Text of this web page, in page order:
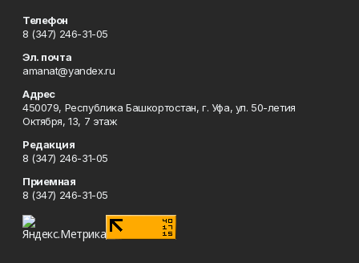
Телефон
8 (347) 246-31-05
Эл. почта
amanat@yandex.ru
Адрес
450079, Республика Башкортостан, г. Уфа, ул. 50-летия
Октября, 13, 7 этаж
Редакция
8 (347) 246-31-05
Приемная
8 (347) 246-31-05